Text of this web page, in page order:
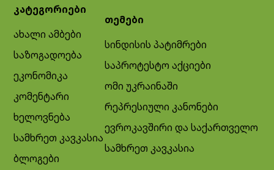
კატეგორიები
ახალი ამბები
საზოგადოება
ეკონომიკა
კომენტარი
ხელოვნება
სამხრეთ კავკასია
ბლოგები
თემები
სინდისის პატიმრები
საპროტესტო აქციები
ომი უკრაინაში
რეპრესიული კანონები
ევროკავშირი და საქართველო
სამხრეთ კავკასია